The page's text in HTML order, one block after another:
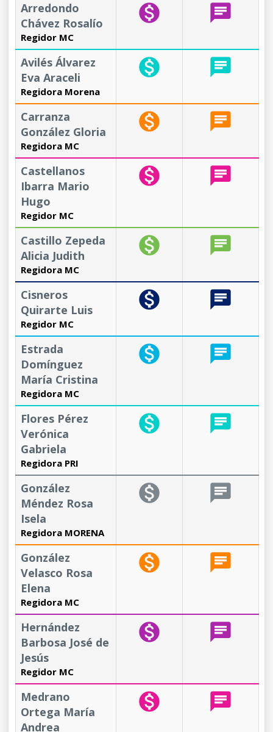
Arredondo
Chávez Rosalío
Regidor MC
monetization_on chat
Avilés Álvarez
Eva Araceli
Regidora Morena
monetization_on chat
Carranza
González Gloria
Regidora MC
monetization_on chat
Castellanos
Ibarra Mario
Hugo
Regidor MC
monetization_on chat
Castillo Zepeda
Alicia Judith
Regidora MC
monetization_on chat
Cisneros
Quirarte Luis
Regidor MC
monetization_on chat
Estrada
Domínguez
María Cristina
Regidora MC
monetization_on chat
Flores Pérez
Verónica
Gabriela
Regidora PRI
monetization_on chat
González
Méndez Rosa
Isela
Regidora MORENA
monetization_on chat
González
Velasco Rosa
Elena
Regidora MC
monetization_on chat
Hernández
Barbosa José de
Jesús
Regidor MC
monetization_on chat
Medrano
Ortega María
Andrea
monetization_on chat